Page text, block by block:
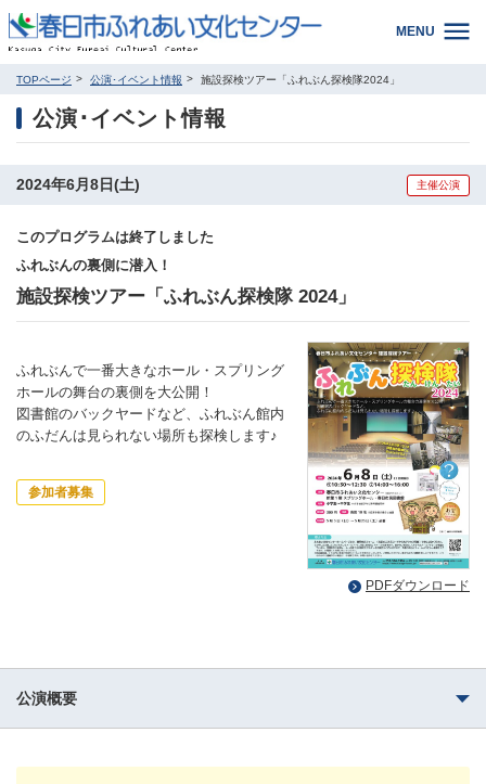
MENU
TOPページ 公演･イベント情報 施設探検ツアー「ふれぶん探検隊2024」
公演･イベント情報
2024年6月8日(土) 主催公演
このプログラムは終了しました
ふれぶんの裏側に潜入！
施設探検ツアー「ふれぶん探検隊 2024」
ふれぶんで一番大きなホール・スプリング
ホールの舞台の裏側を大公開！
図書館のバックヤードなど、ふれぶん館内
のふだんは見られない場所も探検します♪
参加者募集
PDFダウンロード
公演概要